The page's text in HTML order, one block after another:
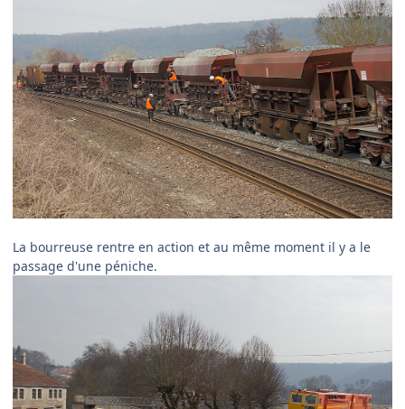
La bourreuse rentre en action et au même moment il y a le
passage d'une péniche.